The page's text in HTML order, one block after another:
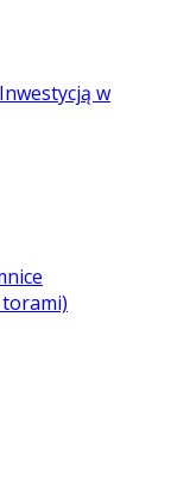
w
torami)